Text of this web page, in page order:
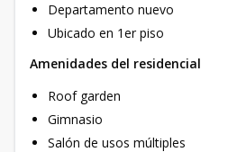
Departamento nuevo
Ubicado en 1er piso
Amenidades del residencial
Roof garden
Gimnasio
Salón de usos múltiples